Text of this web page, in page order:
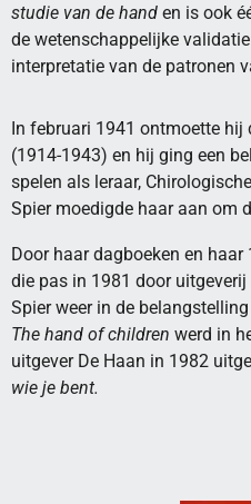
studie van de hand en is ook
de wetenschappelijke
interpretatie van de patronen
In februari 1941 ontmoette
(1914-1943) en hij ging een
spelen als leraar,
Spier moedigde haar aan om
Door haar dagboeken en haar
die pas in 1981 door
Spier weer in de
The hand of children werd in
uitgever De Haan in 1982
wie je bent.